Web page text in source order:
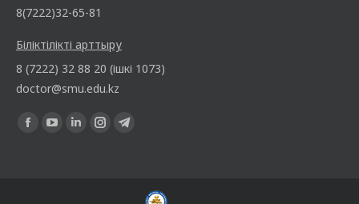
8(7222)32-65-81
Біліктілікті арттыру
8 (7222) 32 88 20 (ішкі 1073)
doctor@smu.edu.kz
Find us on: